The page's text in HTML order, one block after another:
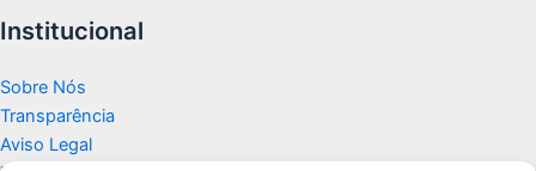
Institucional
Sobre Nós
Transparência
Aviso Legal